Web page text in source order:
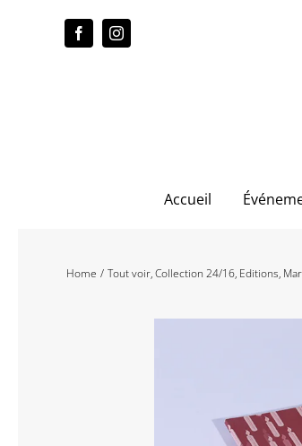
Accueil
Home Tout voir Collection 24/16 Editions